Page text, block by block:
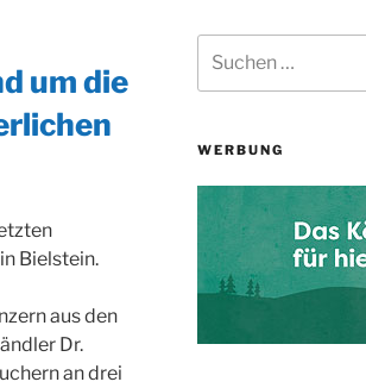
um die
Bielstein.
aus den
Dr.
an drei
nach:
WERBUNG